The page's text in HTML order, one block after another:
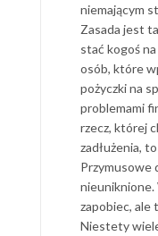
niemającym
Zasada jest
stać kogoś
osób, które
pożyczki na
problemami
rzecz, której
zadłużenia,
Przymusowe
nieuniknione.
zapobiec, ale
Niestety